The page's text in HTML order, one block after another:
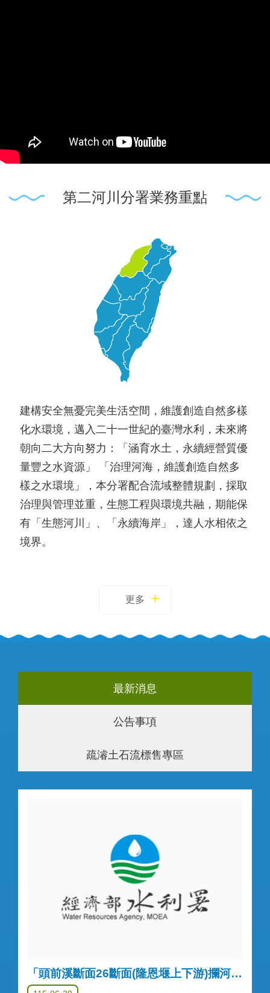
第二河川分署業務重點
建構安全無憂完美生活空間，維護創造自然多樣
化水環境，邁入二十一世紀的臺灣水利，未來將
朝向二大方向努力：「涵育水土，永續經營質優
量豐之水資源」 「治理河海，維護創造自然多
樣之水環境」，本分署配合流域整體規劃，採取
治理與管理並重，生態工程與環境共融，期能保
有「生態河川」、「永續海岸」，達人水相依之
境界。
更多
最新消息
公告事項
疏濬土石流標售專區
「頭前溪斷面26斷面(隆恩堰上下游)攔河堰小水力發電設備建置」公告(重新辦理第一次)